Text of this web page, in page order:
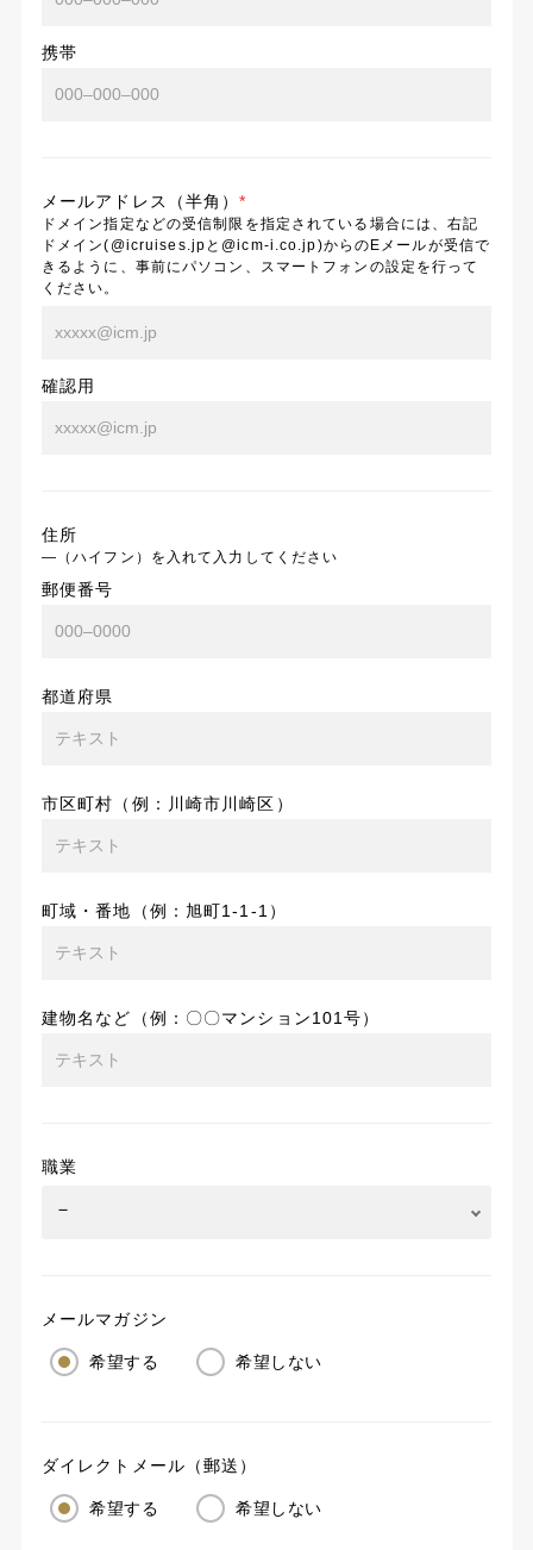
携帯
メールアドレス（半角）*
ドメイン指定などの受信制限を指定されている場合には、右記
ドメイン(@icruises.jpと@icm-i.co.jp)からのEメールが受信で
きるように、事前にパソコン、スマートフォンの設定を行って
ください。
確認用
住所
―（ハイフン）を入れて入力してください
郵便番号
都道府県
市区町村（例：川崎市川崎区）
町域・番地（例：旭町1-1-1）
建物名など（例：〇〇マンション101号）
職業
メールマガジン
希望する 希望しない
ダイレクトメール（郵送）
希望する 希望しない